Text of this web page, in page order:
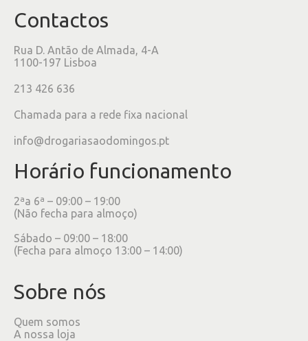
Contactos
Rua D. Antão de Almada, 4-A
1100-197 Lisboa
213 426 636
Chamada para a rede fixa nacional
info@drogariasaodomingos.pt
Horário funcionamento
2ªa 6ª – 09:00 – 19:00
(Não fecha para almoço)
Sábado – 09:00 – 18:00
(Fecha para almoço 13:00 – 14:00)
Sobre nós
Quem somos
A nossa loja